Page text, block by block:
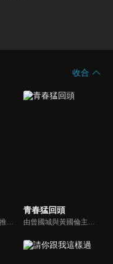
收合
青春猛回頭